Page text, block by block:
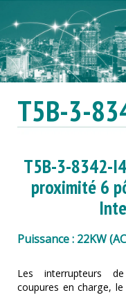
T5B-3-
T5B-3-8342-
proximité 6
Puissance : 22KW
Les interrupteurs
coupures en charge,